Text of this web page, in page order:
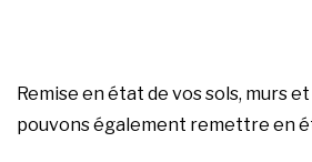
Remise en état de vos sols, murs
pouvons également remettre en